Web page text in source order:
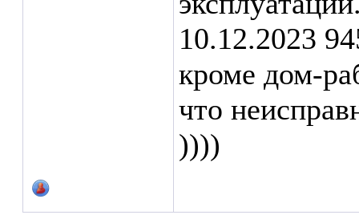
10.12.2023
кроме дом-
что
))))